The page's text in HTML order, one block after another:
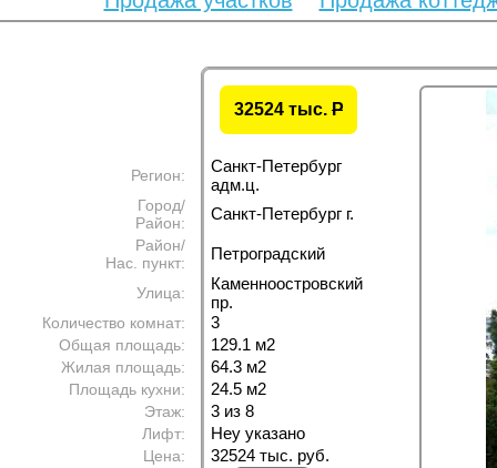
32524 тыс. P
Регион:
Санкт-Петербург
адм.ц.
Город/
Район:
Санкт-Петербург г.
Район/
Нас. пункт:
Петроградский
Улица:
Каменноостровский
пр.
Количество комнат: 3
Общая площадь: 129.1 м2
Жилая площадь: 64.3 м2
Площадь кухни: 24.5 м2
Этаж: 3 из 8
Лифт: Неу указано
Цена: 32524 тыс. руб.